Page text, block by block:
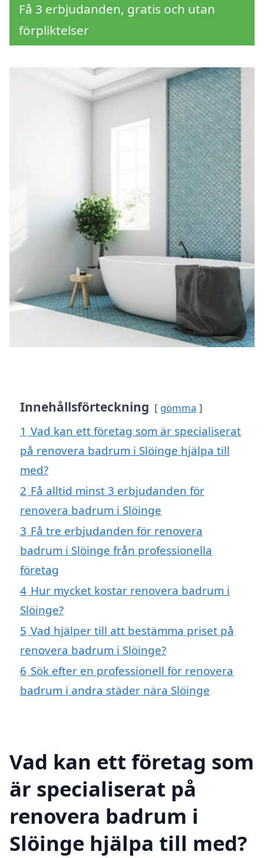
Få 3 erbjudanden, gratis och utan
förpliktelser
Innehållsförteckning gömma
1 Vad kan ett företag som är specialiserat
på renovera badrum i Slöinge hjälpa till
med?
2 Få alltid minst 3 erbjudanden för
renovera badrum i Slöinge
3 Få tre erbjudanden för renovera
badrum i Slöinge från professionella
företag
4 Hur mycket kostar renovera badrum i
Slöinge?
5 Vad hjälper till att bestämma priset på
renovera badrum i Slöinge?
6 Sök efter en professionell för renovera
badrum i andra städer nära Slöinge
Vad kan ett företag som
är specialiserat på
renovera badrum i
Slöinge hjälpa till med?